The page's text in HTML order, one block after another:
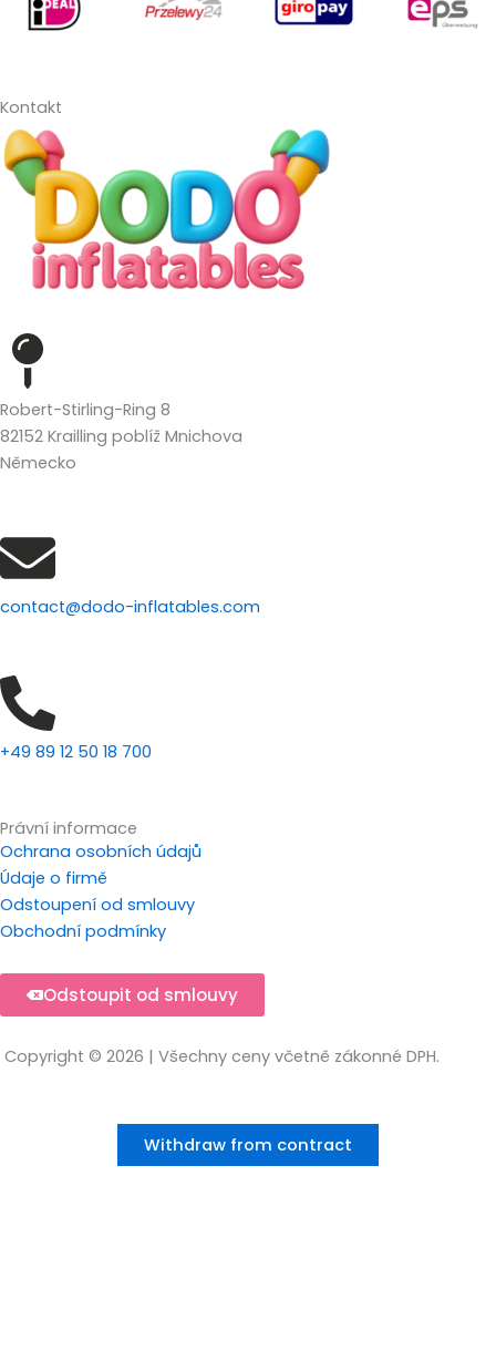
Kontakt
Robert-Stirling-Ring 8
82152 Krailling poblíž Mnichova
Německo
contact@dodo-inflatables.com
+49 89 12 50 18 700
Právní informace
Ochrana osobních údajů
Údaje o firmě
Odstoupení od smlouvy
Obchodní podmínky
Odstoupit od smlouvy
Copyright © 2026 | Všechny ceny včetně zákonné DPH.
Withdraw from contract